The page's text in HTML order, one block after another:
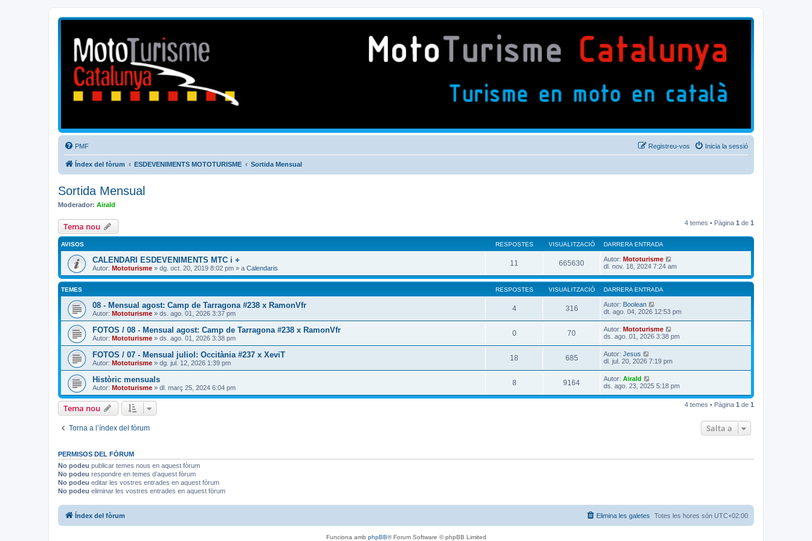
Mototurisme
Turisme en moto en català
PMF Inicia la sessió
Registreu-vos
Índex del fòrum ESDEVENIMENTS MOTOTURISME Sortida Mensual
Sortida Mensual
Moderador: Airald
Tema nou 4 temes • Pàgina 1 de 1
AVISOS RESPOSTES VISUALITZACIÓ DARRERA ENTRADA
CALENDARI ESDEVENIMENTS MTC i +
Autor: Mototurisme » dg. oct. 20, 2019 8:02 pm » a Calendaris
11 665630 Autor: Mototurisme
dl. nov. 18, 2024 7:24 am
TEMES RESPOSTES VISUALITZACIÓ DARRERA ENTRADA
08 - Mensual agost: Camp de Tarragona #238 x RamonVfr
Autor: Mototurisme » ds. ago. 01, 2026 3:37 pm
4 316 Autor: Boolean
dt. ago. 04, 2026 12:53 pm
FOTOS / 08 - Mensual agost: Camp de Tarragona #238 x RamonVfr
Autor: Mototurisme » ds. ago. 01, 2026 3:38 pm
0 70 Autor: Mototurisme
ds. ago. 01, 2026 3:38 pm
FOTOS / 07 - Mensual juliol: Occitània #237 x XeviT
Autor: Mototurisme » dg. jul. 12, 2026 1:39 pm
18 685 Autor: Jesus
dl. jul. 20, 2026 7:19 pm
Històric mensuals
Autor: Mototurisme » dl. març 25, 2024 6:04 pm
8 9164 Autor: Airald
ds. ago. 23, 2025 5:18 pm
Tema nou 4 temes • Pàgina 1 de 1
Torna a l’índex del fòrum Salta a
PERMISOS DEL FÒRUM
No podeu publicar temes nous en aquest fòrum
No podeu respondre en temes d’aquest fòrum
No podeu editar les vostres entrades en aquest fòrum
No podeu eliminar les vostres entrades en aquest fòrum
Índex del fòrum Totes les hores són UTC+02:00
Elimina les galetes
Funciona amb phpBB® Forum Software © phpBB Limited